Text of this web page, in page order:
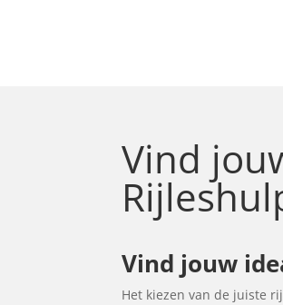
Vind
Vind jouw
Het kiezen van de juiste